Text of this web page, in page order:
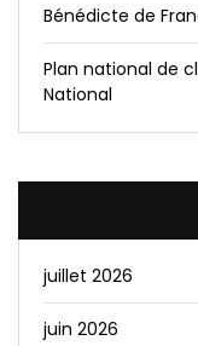
Bénédicte de
Plan national de
National
juillet 2026
juin 2026